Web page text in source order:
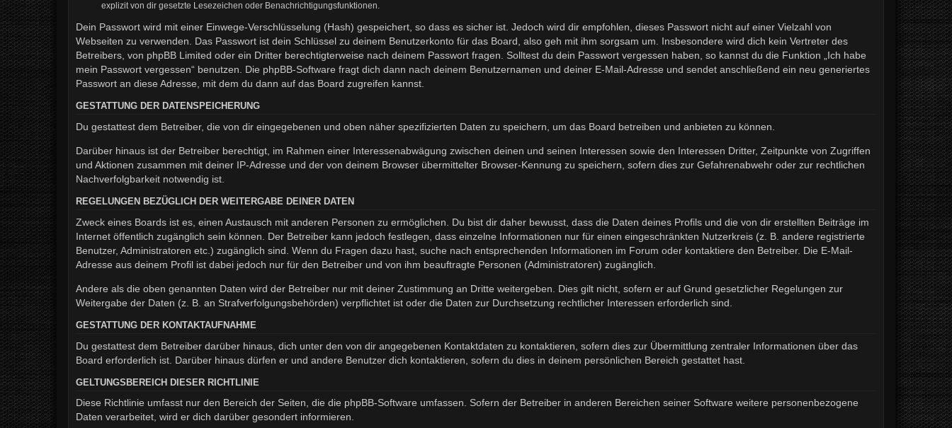
explizit von dir gesetzte Lesezeichen oder Benachrichtigungsfunktionen.
Dein Passwort wird mit einer Einwege-Verschlüsselung (Hash) gespeichert, so dass es sicher ist. Jedoch wird dir empfohlen, dieses Passwort nicht auf einer Vielzahl von
Webseiten zu verwenden. Das Passwort ist dein Schlüssel zu deinem Benutzerkonto für das Board, also geh mit ihm sorgsam um. Insbesondere wird dich kein Vertreter des
Betreibers, von phpBB Limited oder ein Dritter berechtigterweise nach deinem Passwort fragen. Solltest du dein Passwort vergessen haben, so kannst du die Funktion „Ich habe
mein Passwort vergessen“ benutzen. Die phpBB-Software fragt dich dann nach deinem Benutzernamen und deiner E-Mail-Adresse und sendet anschließend ein neu generiertes
Passwort an diese Adresse, mit dem du dann auf das Board zugreifen kannst.
GESTATTUNG DER DATENSPEICHERUNG
Du gestattest dem Betreiber, die von dir eingegebenen und oben näher spezifizierten Daten zu speichern, um das Board betreiben und anbieten zu können.
Darüber hinaus ist der Betreiber berechtigt, im Rahmen einer Interessenabwägung zwischen deinen und seinen Interessen sowie den Interessen Dritter, Zeitpunkte von Zugriffen
und Aktionen zusammen mit deiner IP-Adresse und der von deinem Browser übermittelter Browser-Kennung zu speichern, sofern dies zur Gefahrenabwehr oder zur rechtlichen
Nachverfolgbarkeit notwendig ist.
REGELUNGEN BEZÜGLICH DER WEITERGABE DEINER DATEN
Zweck eines Boards ist es, einen Austausch mit anderen Personen zu ermöglichen. Du bist dir daher bewusst, dass die Daten deines Profils und die von dir erstellten Beiträge im
Internet öffentlich zugänglich sein können. Der Betreiber kann jedoch festlegen, dass einzelne Informationen nur für einen eingeschränkten Nutzerkreis (z. B. andere registrierte
Benutzer, Administratoren etc.) zugänglich sind. Wenn du Fragen dazu hast, suche nach entsprechenden Informationen im Forum oder kontaktiere den Betreiber. Die E-Mail-
Adresse aus deinem Profil ist dabei jedoch nur für den Betreiber und von ihm beauftragte Personen (Administratoren) zugänglich.
Andere als die oben genannten Daten wird der Betreiber nur mit deiner Zustimmung an Dritte weitergeben. Dies gilt nicht, sofern er auf Grund gesetzlicher Regelungen zur
Weitergabe der Daten (z. B. an Strafverfolgungsbehörden) verpflichtet ist oder die Daten zur Durchsetzung rechtlicher Interessen erforderlich sind.
GESTATTUNG DER KONTAKTAUFNAHME
Du gestattest dem Betreiber darüber hinaus, dich unter den von dir angegebenen Kontaktdaten zu kontaktieren, sofern dies zur Übermittlung zentraler Informationen über das
Board erforderlich ist. Darüber hinaus dürfen er und andere Benutzer dich kontaktieren, sofern du dies in deinem persönlichen Bereich gestattet hast.
GELTUNGSBEREICH DIESER RICHTLINIE
Diese Richtlinie umfasst nur den Bereich der Seiten, die die phpBB-Software umfassen. Sofern der Betreiber in anderen Bereichen seiner Software weitere personenbezogene
Daten verarbeitet, wird er dich darüber gesondert informieren.